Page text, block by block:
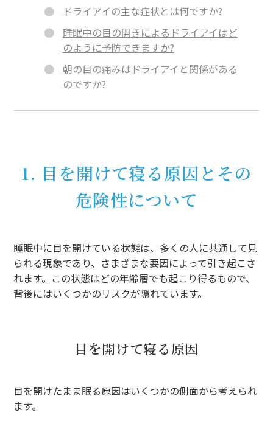
ドライアイの主な症状とは何ですか?
睡眠中の目の開きによるドライアイはど
のように予防できますか?
朝の目の痛みはドライアイと関係がある
のですか?
1. 目を開けて寝る原因とその
危険性について
睡眠中に目を開けている状態は、多くの人に共通して見
られる現象であり、さまざまな要因によって引き起こさ
れます。この状態はどの年齢層でも起こり得るもので、
背後にはいくつかのリスクが隠れています。
目を開けて寝る原因
目を開けたまま眠る原因はいくつかの側面から考えられ
ます。